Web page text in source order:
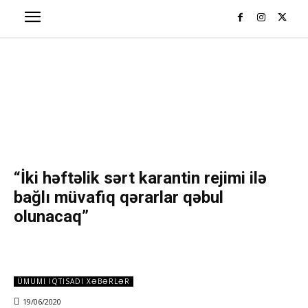
“İki həftəlik sərt karantin rejimi ilə
bağlı müvafiq qərarlar qəbul
olunacaq”
ÜMUMI IQTISADI XƏBƏRLƏR
19/06/2020